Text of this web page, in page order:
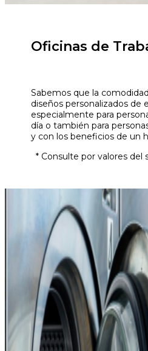
Oficinas de
Sabemos que la
diseños personalizados de
especialmente para
día o también para
y con los beneficios de un
* Consulte por valores del